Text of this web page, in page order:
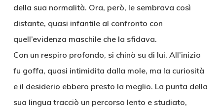
della sua normalità. Ora, però, le sembrava così
distante, quasi infantile al confronto con
quell’evidenza maschile che la sfidava.
Con un respiro profondo, si chinò su di lui. All’inizio
fu goffa, quasi intimidita dalla mole, ma la curiosità
e il desiderio ebbero presto la meglio. La punta della
sua lingua tracciò un percorso lento e studiato,